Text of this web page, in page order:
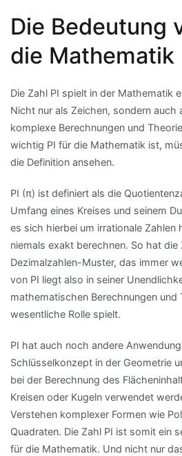
Die Bedeutung
die Mathematik
Die Zahl PI spielt in der Mathematik
Nicht nur als Zeichen, sondern auch
komplexe Berechnungen und
wichtig PI für die Mathematik ist,
die Definition ansehen.
PI (π) ist definiert als die
Umfang eines Kreises und seinem
es sich hierbei um irrationale Zahlen
niemals exakt berechnen. So hat die
Dezimalzahlen-Muster, das immer
von PI liegt also in seiner
mathematischen Berechnungen und
wesentliche Rolle spielt.
PI hat auch noch andere
Schlüsselkonzept in der Geometrie
bei der Berechnung des
Kreisen oder Kugeln verwendet
Verstehen komplexer Formen wie
Quadraten. Die Zahl PI ist somit ein
für die Mathematik. Und nicht nur